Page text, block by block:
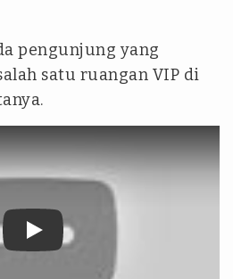
pengunjung yang
satu ruangan VIP di